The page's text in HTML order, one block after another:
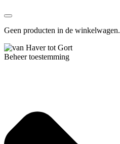
Geen producten in de winkelwagen.
Beheer toestemming